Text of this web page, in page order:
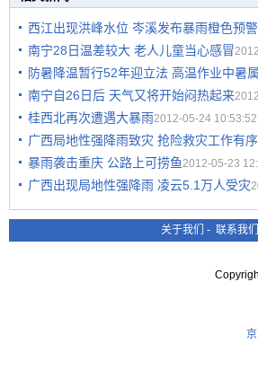
西江出现洪峰水位 岑溪发布暴雨橙色预警
南宁28日温差较大 老人儿童当心感冒
防暑降温暂行52年迎立法 高温作业中暑
南宁自26日后 天气又将开始闷热起来
桂西北再次遭遇大暴雨2012-05-24 10:53:52
广西局地性强降雨致灾 抢险救灾工作有
暴雨袭击重庆 公路上可捞鱼2012-05-23
广西出现局地性强降雨 凌云5.1万人受灾
关于我们 - 联系我们